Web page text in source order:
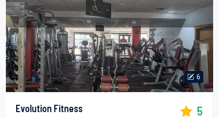
6
Evolution Fitness 5